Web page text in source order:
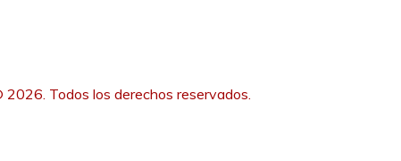
Todos los derechos reservados.